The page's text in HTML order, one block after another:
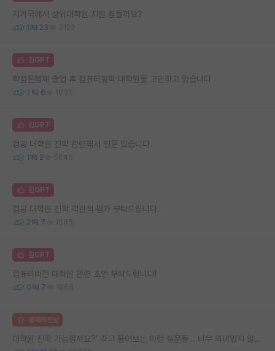
지거국에서 상위대학원 지원 힘들까요?
1 23 3122
김GPT
학점은행제 졸업 후 컴퓨터공학 대학원을 고민하고 있습니다
2 6 1931
김GPT
컴공 대학원 진학 관련해서 질문 있습니다.
1 2 5646
김GPT
컴공 대학원 진학 객관적 평가 부탁드립니다.
2 7 1685
김GPT
컴퓨터비전 대학원 관련 조언 부탁드립니다!
0 7 1868
명예의전당
대학원 진학 가능할까요?’ 라고 물어보는 이런 질문들… 너무 의미없지 않나요?